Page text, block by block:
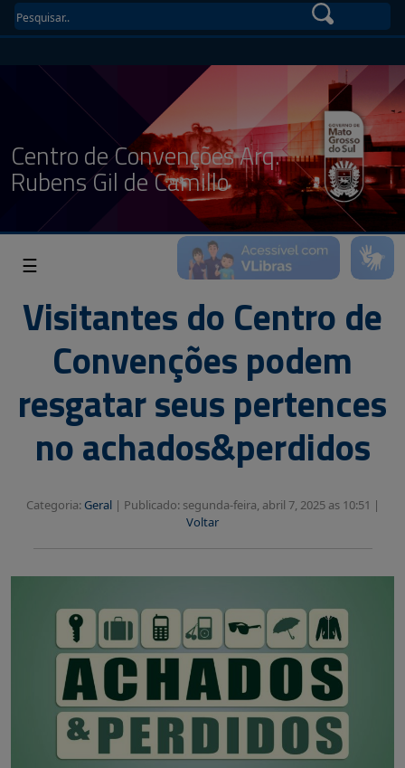
Centro de Convenções Arq.
Rubens Gil de Camillo
☰
Visitantes do Centro de
Convenções podem
resgatar seus pertences
no achados&perdidos
Categoria: Geral| Publicado: segunda-feira, abril 7, 2025 as 10:51 |
Voltar